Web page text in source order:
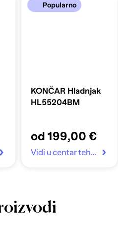
Popularno
KONČAR Hladnjak
HL55204BM
od 199,00 €
Vidi u centar tehnike